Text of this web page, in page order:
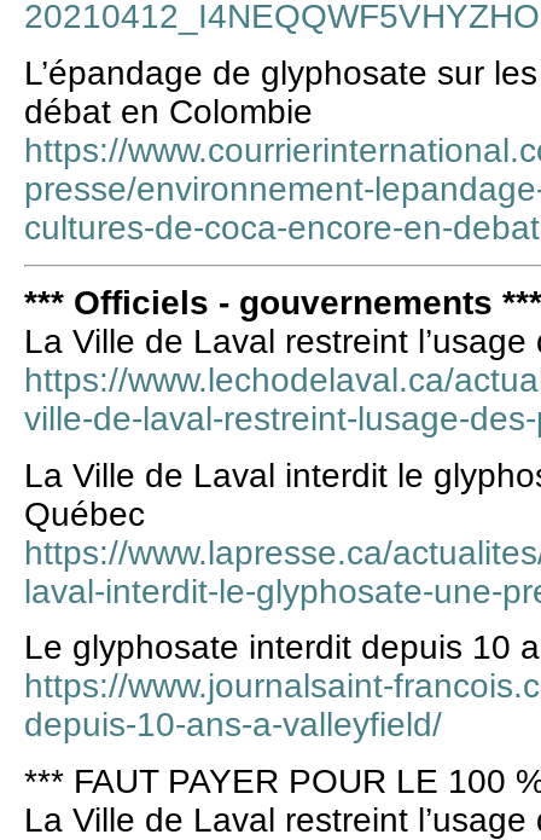
L’épandage de glyphosate sur
débat en Colombie
https://
presse/environnement-
cultures-de-coca-encore-en-
*** Officiels - gouvernements ***
La Ville de Laval restreint
https://www.lechodelaval.ca/
ville-de-laval-restreint-lusage-
La Ville de Laval interdit le
Québec
https://www.lapresse.ca/
laval-interdit-le-glyphosate-une-
Le glyphosate interdit depuis 10
https://www.journalsaint-
depuis-10-ans-a-valleyfield/
*** FAUT PAYER POUR LE 100
La Ville de Laval restreint